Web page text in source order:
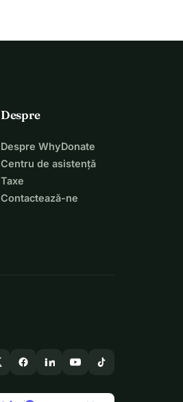
Despre
Despre WhyDonate
Centru de asistență
Taxe
Contactează-ne